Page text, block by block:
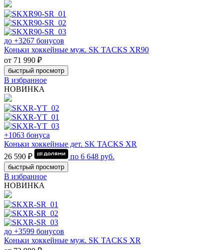
до +3267 бонусов
Коньки хоккейные муж. SK TACKS XR90
от 71 990 ₽
быстрый просмотр
В избранное
НОВИНКА
+1063 бонуса
Коньки хоккейные дет. SK TACKS XR
26 590 ₽
по 6 648 руб.
быстрый просмотр
В избранное
НОВИНКА
до +3599 бонусов
Коньки хоккейные муж. SK TACKS XR